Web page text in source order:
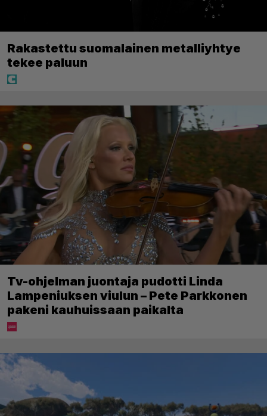
Rakastettu suomalainen metalliyhtye
tekee paluun
Tv-ohjelman juontaja pudotti Linda
Lampeniuksen viulun – Pete Parkkonen
pakeni kauhuissaan paikalta